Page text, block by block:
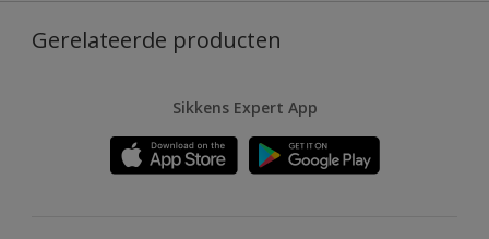
Gerelateerde producten
Sikkens Expert App